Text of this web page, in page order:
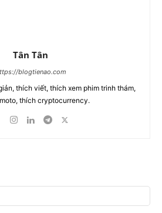
Tân Tân
blogtienao.com
thích viết, thích xem phim trinh thám,
thích cryptocurrency.